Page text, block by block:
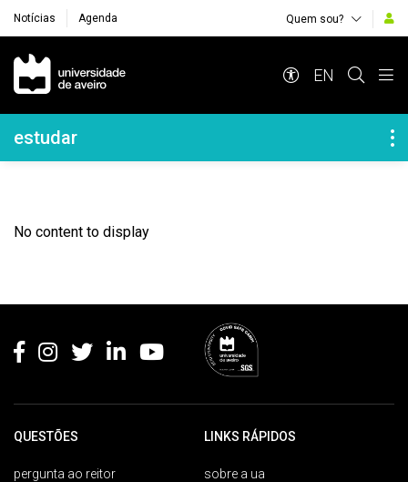
Notícias Agenda Quem sou?
Navegação Principal
EN
Navegação Lateral
estudar
No content to display
QUESTÕES
pergunta ao reitor
LINKS RÁPIDOS
sobre a ua